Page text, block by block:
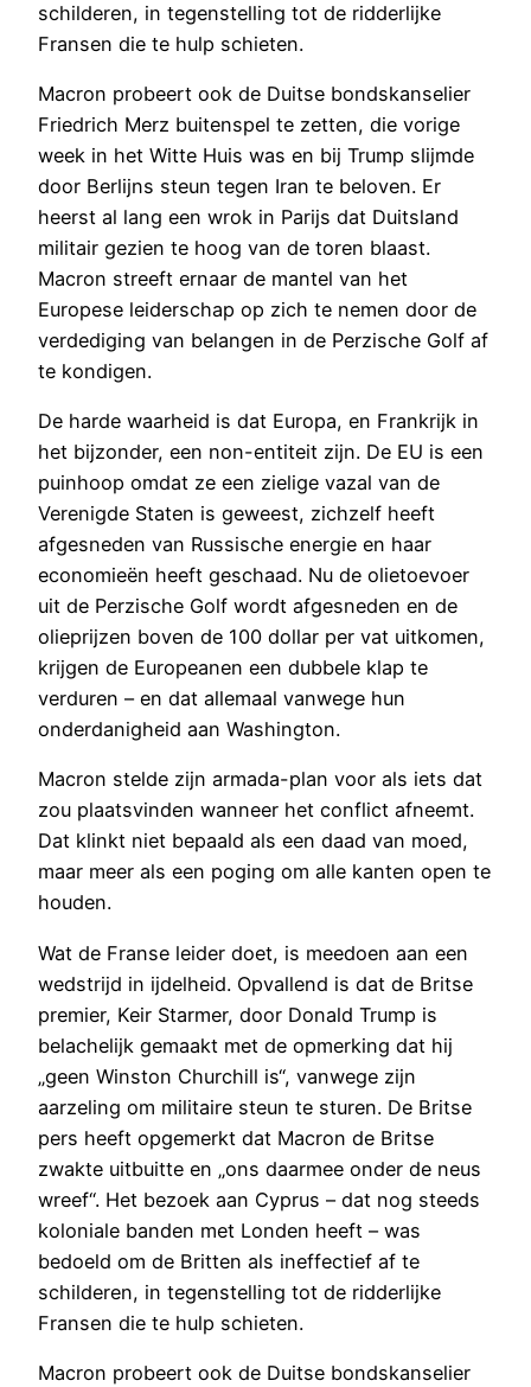
schilderen, in tegenstelling tot de ridderlijke
Fransen die te hulp schieten.
Macron probeert ook de Duitse bondskanselier
Friedrich Merz buitenspel te zetten, die vorige
week in het Witte Huis was en bij Trump slijmde
door Berlijns steun tegen Iran te beloven. Er
heerst al lang een wrok in Parijs dat Duitsland
militair gezien te hoog van de toren blaast.
Macron streeft ernaar de mantel van het
Europese leiderschap op zich te nemen door de
verdediging van belangen in de Perzische Golf af
te kondigen.
De harde waarheid is dat Europa, en Frankrijk in
het bijzonder, een non-entiteit zijn. De EU is een
puinhoop omdat ze een zielige vazal van de
Verenigde Staten is geweest, zichzelf heeft
afgesneden van Russische energie en haar
economieën heeft geschaad. Nu de olietoevoer
uit de Perzische Golf wordt afgesneden en de
olieprijzen boven de 100 dollar per vat uitkomen,
krijgen de Europeanen een dubbele klap te
verduren – en dat allemaal vanwege hun
onderdanigheid aan Washington.
Macron stelde zijn armada-plan voor als iets dat
zou plaatsvinden wanneer het conflict afneemt.
Dat klinkt niet bepaald als een daad van moed,
maar meer als een poging om alle kanten open te
houden.
Wat de Franse leider doet, is meedoen aan een
wedstrijd in ijdelheid. Opvallend is dat de Britse
premier, Keir Starmer, door Donald Trump is
belachelijk gemaakt met de opmerking dat hij
„geen Winston Churchill is“, vanwege zijn
aarzeling om militaire steun te sturen. De Britse
pers heeft opgemerkt dat Macron de Britse
zwakte uitbuitte en „ons daarmee onder de neus
wreef“. Het bezoek aan Cyprus – dat nog steeds
koloniale banden met Londen heeft – was
bedoeld om de Britten als ineffectief af te
schilderen, in tegenstelling tot de ridderlijke
Fransen die te hulp schieten.
Macron probeert ook de Duitse bondskanselier